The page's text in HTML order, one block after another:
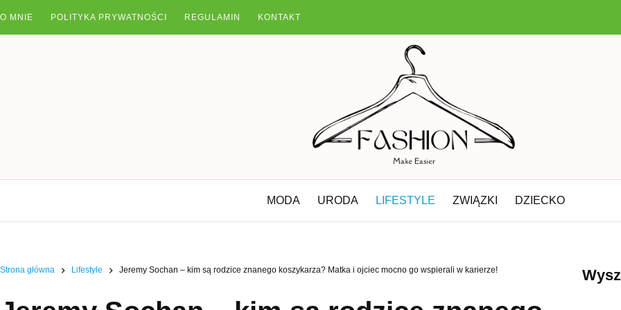
O MNIE POLITYKA PRYWATNOŚCI REGULAMIN KONTAKT
MODA URODA LIFESTYLE ZWIĄZKI DZIECKO
Strona główna Lifestyle Jeremy Sochan – kim są rodzice znanego koszykarza? Matka i ojciec mocno go wspierali w karierze!